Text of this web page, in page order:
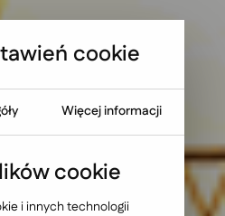
Twojej strony WWW
cookie
Więcej informacji
cookie
i innych technologii